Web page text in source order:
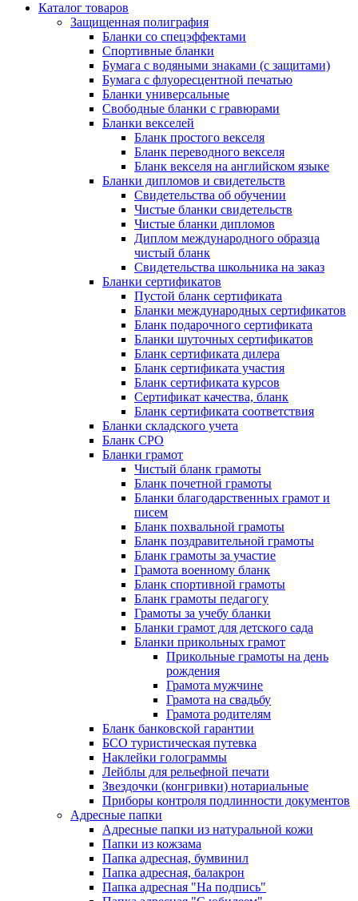
Каталог товаров
Защищенная полиграфия
Бланки со спецэффектами
Спортивные бланки
Бумага с водяными знаками (с защитами)
Бумага с флуоресцентной печатью
Бланки универсальные
Свободные бланки с гравюрами
Бланки векселей
Бланк простого векселя
Бланк переводного векселя
Бланк векселя на английском языке
Бланки дипломов и свидетельств
Свидетельства об обучении
Чистые бланки свидетельств
Чистые бланки дипломов
Диплом международного образца
чистый бланк
Свидетельства школьника на заказ
Бланки сертификатов
Пустой бланк сертификата
Бланки международных сертификатов
Бланк подарочного сертификата
Бланки шуточных сертификатов
Бланк сертификата дилера
Бланк сертификата участия
Бланк сертификата курсов
Сертификат качества, бланк
Бланк сертификата соответствия
Бланки складского учета
Бланк СРО
Бланки грамот
Чистый бланк грамоты
Бланк почетной грамоты
Бланки благодарственных грамот и
писем
Бланк похвальной грамоты
Бланк поздравительной грамоты
Бланк грамоты за участие
Грамота военному бланк
Бланк спортивной грамоты
Бланк грамоты педагогу
Грамоты за учебу бланки
Бланки грамот для детского сада
Бланки прикольных грамот
Прикольные грамоты на день
рождения
Грамота мужчине
Грамота на свадьбу
Грамота родителям
Бланк банковской гарантии
БСО туристическая путевка
Наклейки голограммы
Лейблы для рельефной печати
Звездочки (конгривки) нотариальные
Приборы контроля подлинности документов
Адресные папки
Адресные папки из натуральной кожи
Папки из кожзама
Папка адресная, бумвинил
Папка адресная, балакрон
Папка адресная "На подпись"